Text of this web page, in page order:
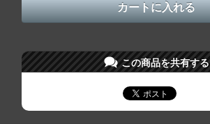
この商品を共有する